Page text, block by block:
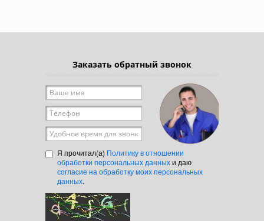
Заказать обратный звонок
Ваше имя
Телефон
Удобное время для звонка
Я прочитал(а) Политику в отношении
обработки персональных данныхи даю
согласие на обработку моих персональных
данных.